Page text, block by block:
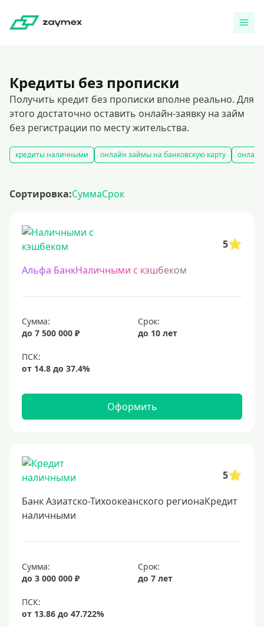
Кредиты без прописки
Получить кредит без прописки вполне реально. Для
этого достаточно оставить онлайн-заявку на займ
без регистрации по месту жительства.
кредиты наличными онлайн займы на банковскую карту
Сортировка:СуммаСрок
5
Альфа БанкНаличными с кэшбеком
Сумма:
до 7 500 000 ₽
Срок:
до 10 лет
Оформить
5
Банк Азиатско-Тихоокеанского регионаКредит
наличными
Сумма:
до 3 000 000 ₽
Срок:
до 7 лет